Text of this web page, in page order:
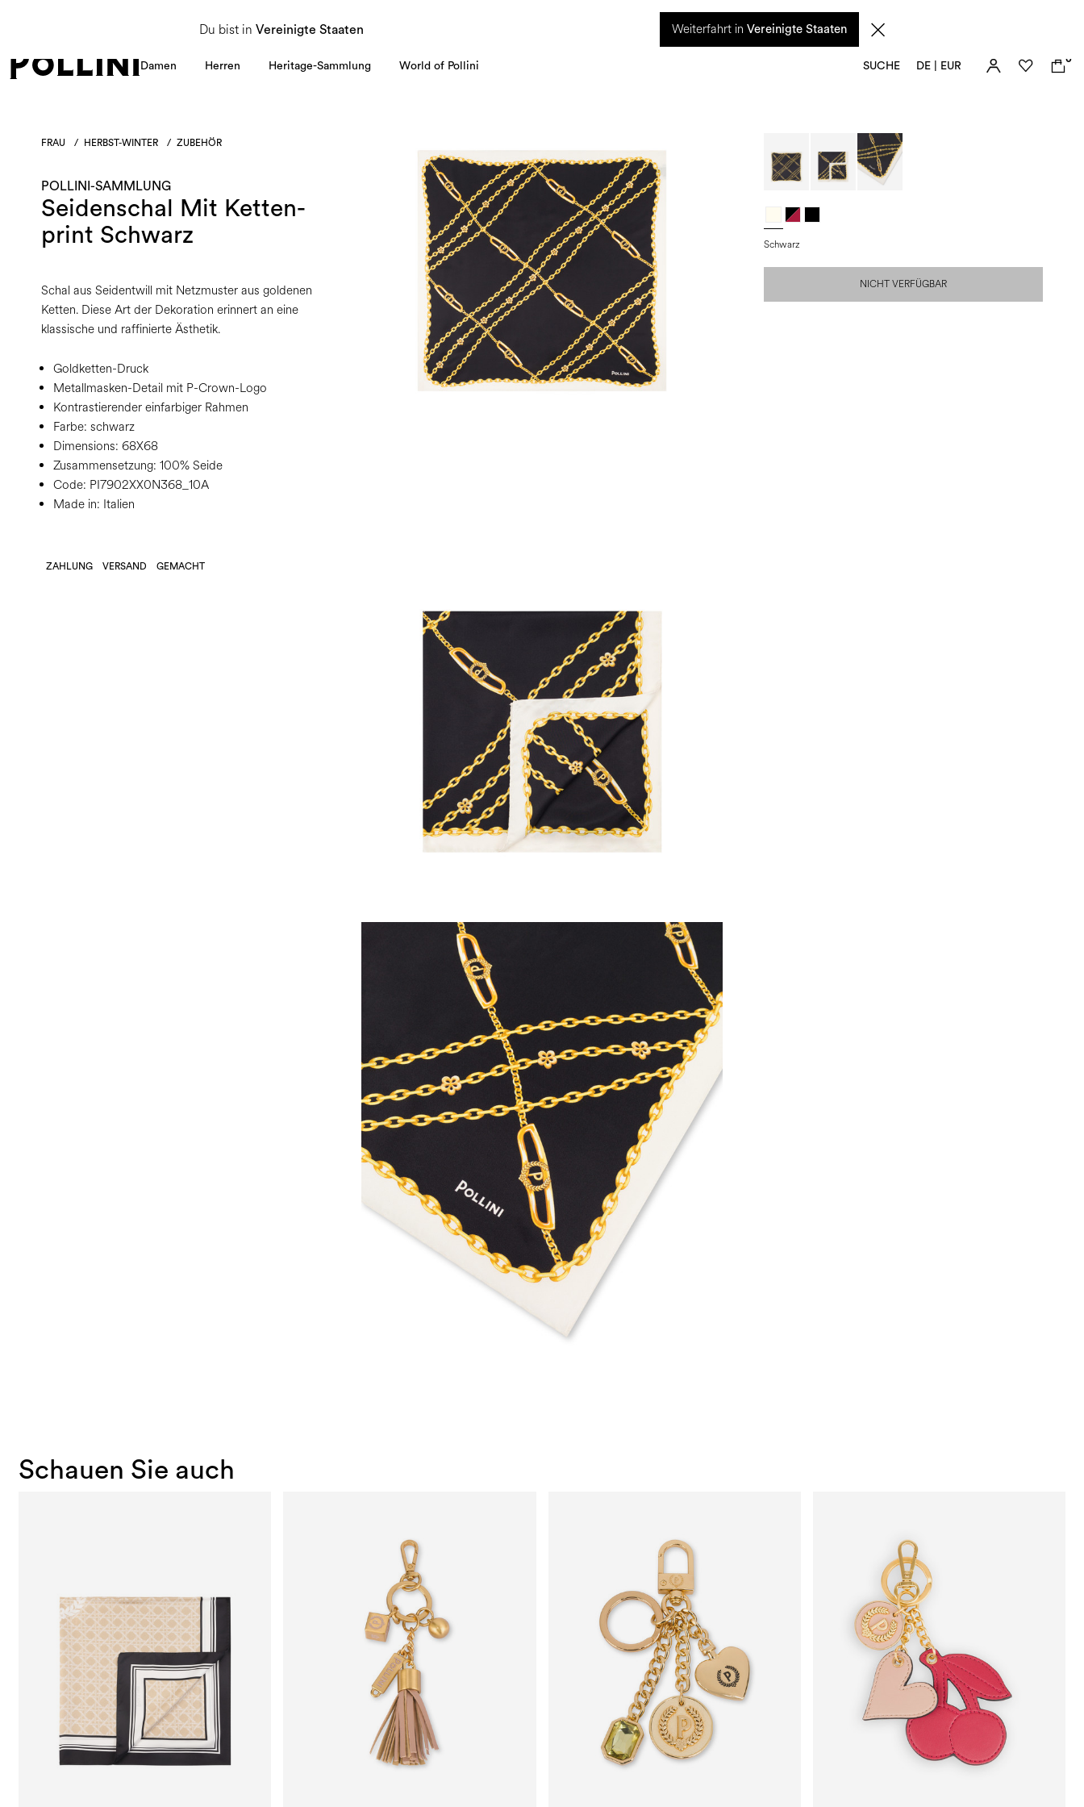
Du bist in Vereinigte Staaten Weiterfahrt in Vereinigte Staaten
NUTZEN SIE DEN SALE UND ENTDECKEN SIE DIE NEUE HERBST/WINTER 2026 KOLLEKTION. Vom 8. bis 16. August ist unser Kundenservice nicht erreichbar. Alle in diesem Zeitraum eingehenden Anfragen sowie mögliche Versandverzögerungen
Damen Herren Heritage-Sammlung World of Pollini SUCHE DE | EUR
0
FRAU / HERBST-WINTER / ZUBEHÖR
POLLINI-SAMMLUNG
Seidenschal Mit Ketten-
print Schwarz
Schal aus Seidentwill mit Netzmuster aus goldenen
Ketten. Diese Art der Dekoration erinnert an eine
klassische und raffinierte Ästhetik.
Goldketten-Druck
Metallmasken-Detail mit P-Crown-Logo
Kontrastierender einfarbiger Rahmen
Farbe: schwarz
Dimensions: 68X68
Zusammensetzung: 100% Seide
Code: PI7902XX0N368_10A
Made in: Italien
ZAHLUNG VERSAND GEMACHT
Schwarz
NICHT VERFÜGBAR
Schauen Sie auch